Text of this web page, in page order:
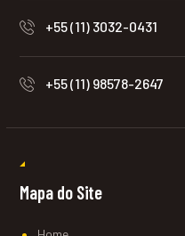
+55 (11) 3032-0431
+55 (11) 98578-2647
Mapa do Site